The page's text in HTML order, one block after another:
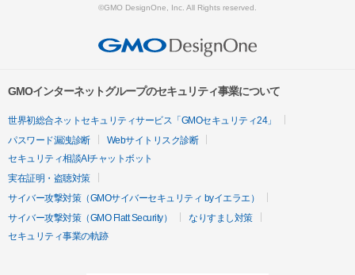
©GMO DesignOne, Inc. All Rights reserved.
GMOインターネットグループのセキュリティ事業について
世界初総合ネットセキュリティサービス「GMOセキュリティ24」
パスワード漏洩診断
Webサイトリスク診断
セキュリティ相談AIチャットボット
実在証明・盗聴対策
サイバー攻撃対策（GMOサイバーセキュリティ byイエラエ）
サイバー攻撃対策（GMO Flatt Security）
なりすまし対策
セキュリティ事業の軌跡